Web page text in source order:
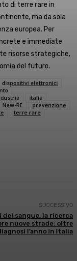
di terre rare in
ma da sola
europea. Per
e immediate
risorse strategiche,
del futuro.
dispositivi elettronici
italia
New-RE
prevenzione
terre rare
SUCCESSIVO
del sangue, la ricerca
nuove strade: oltre
l’anno in Italia